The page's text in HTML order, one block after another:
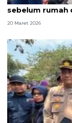
sebelum rumah
20 Maret 2026